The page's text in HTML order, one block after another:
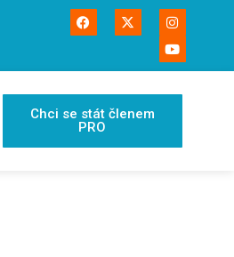
Chci se stát členem
PRO